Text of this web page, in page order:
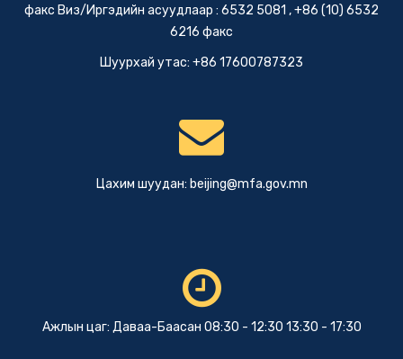
факс Виз/Иргэдийн асуудлаар : 6532 5081 , +86 (10) 6532
6216 факс
Шуурхай утас: +86 17600787323
Цахим шуудан: beijing@mfa.gov.mn
Ажлын цаг: Даваа-Баасан 08:30 - 12:30 13:30 - 17:30